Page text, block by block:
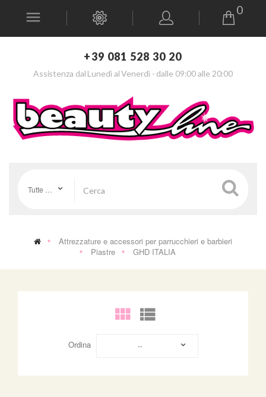
+39 081 528 30 20
Assistenza dal Lunedì al Venerdì - dalle 09:00 alle 20:00
0
Attrezzature e accessori per parrucchieri e barbieri
Piastre
GHD ITALIA
Ordina --